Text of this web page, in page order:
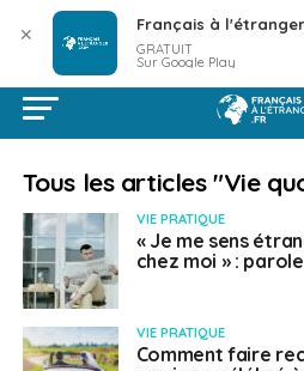
Tous les articles "Vie
VIE PRATIQUE
« Je me sens
chez moi » :
VIE PRATIQUE
Comment faire
✕ Français à l'étranger
GRATUIT
Sur Google Play